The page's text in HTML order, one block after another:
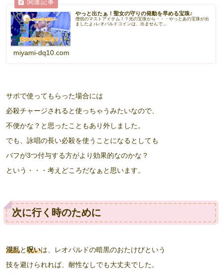
やっと出たぁ！聖女の守りの発動を早める宝珠♪
僧侶のマストアイテム！？光の宝珠から・・・やっとあの宝珠が出
ましたよ♪レオパルドコインは、出ませんで...
miyami-dq10.com
サポで使ってもらった場合には
必殺チャージされると使っちゃうみたいなので、
不便かな？と思ったこともあり外しました。
でも、詠唱の長い必殺を使うことになるとしても
バフが3つ付与する方がより効果的なのかな？
という・・・考えどころだなぁと思います。
次に行く時のために
混乱と呪いは、レオパルドの暗黒のおたけびという
技を避けられれば、耐性なしでも大丈夫でした。